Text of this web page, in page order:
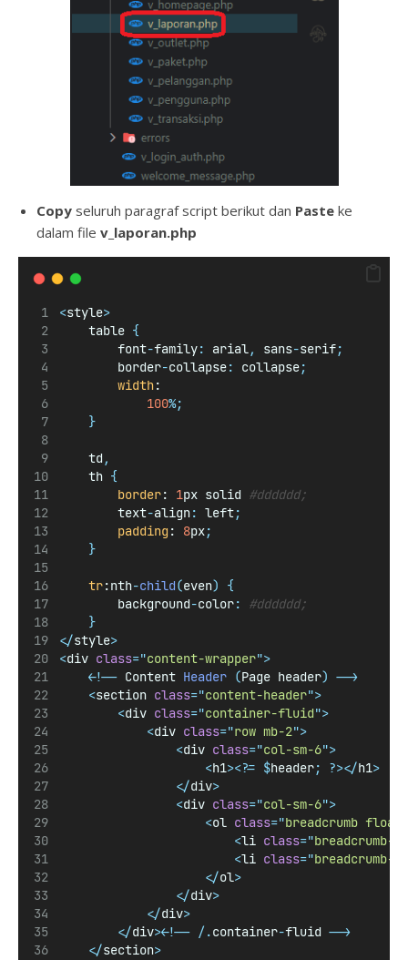
Copy seluruh paragraf script berikut dan Paste ke
dalam file v_laporan.php
<style>
    table
{
        font
-family: arial, sans-serif;
        border
-collapse: collapse;
width:
100%;
}
    td
,
    th
{
border: 1px solid #dddddd;
        text
-align: left;
padding : 8px;
}
tr:nth-child(even)
{
        background
-color:
#dddddd;
}
</style>
<div class="content-wrapper">
<!-- Content Header (Page header) -->
<section class="content-header">
<div class="container-fluid">
<div class="row mb-2">
<div class="col-sm-6">
<h1><?= $header; ?></h1>
</div>
<div class="col-sm-6">
<ol class="breadcrumb
<li class="breadcrumb-
<li class="breadcrumb-
</ol>
</div>
</div>
</div><!-- / .container-fluid -->
</section>